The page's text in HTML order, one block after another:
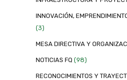
INNOVACIÓN,
(3)
MESA DIRECTIVA Y
NOTICIAS FQ (98)
RECONOCIMIENTOS Y